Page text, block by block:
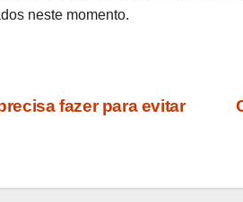
neste momento.
fazer para evitar